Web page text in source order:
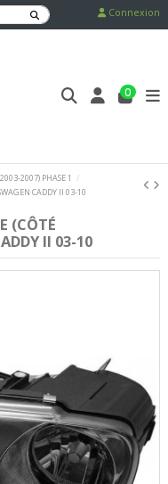
Connexion
0
2007) PHASE 1
CADDY II 03-10
(CÔTÉ
II 03-10